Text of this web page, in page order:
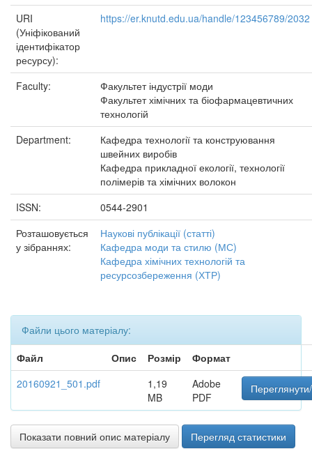
URI
(Уніфікований
ідентифікатор
ресурсу):
https://er.knutd.edu.ua/handle/123456789/2032
Faculty:
Факультет індустрії моди
Факультет хімічних та біофармацевтичних
технологій
Department:
Кафедра технології та конструювання
швейних виробів
Кафедра прикладної екології, технології
полімерів та хімічних волокон
ISSN:
0544-2901
Розташовується
у зібраннях:
Наукові публікації (статті)
Кафедра моди та стилю (МС)
Кафедра хімічних технологій та
ресурсозбереження (ХТР)
Файли цього матеріалу:
Файл
Опис Розмір
Формат
20160921_501.pdf
1,19
MB
Adobe
PDF
Показати повний опис матеріалу Перегляд статистики